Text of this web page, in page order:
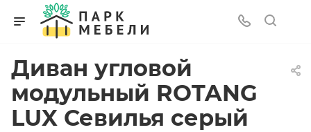
Диван угловой
модульный ROTANG
LUX Севилья серый